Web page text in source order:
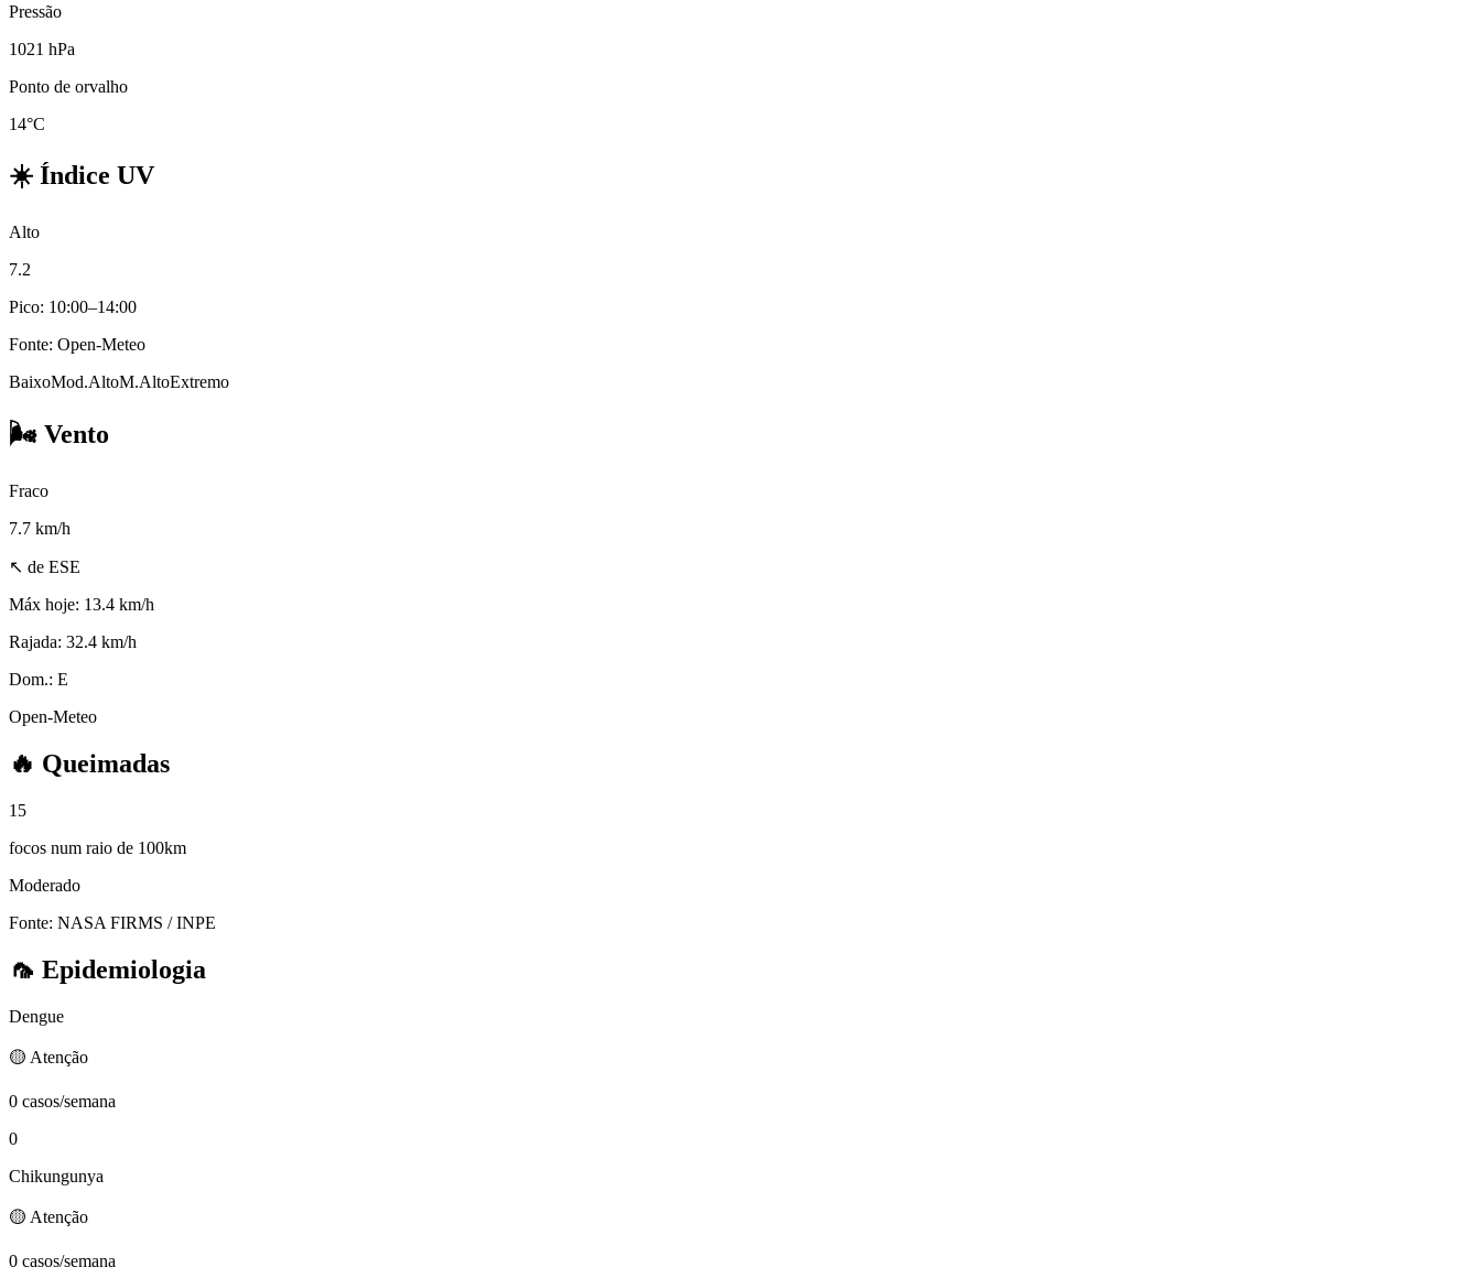
Pressão
1021 hPa
Ponto de orvalho
14°C
☀️ Índice UV
Alto
7.2
Pico: 10:00–14:00
Fonte: Open-Meteo
BaixoMod.AltoM.AltoExtremo
🌬️ Vento
Fraco
7.7 km/h
↖ de ESE
Máx hoje: 13.4 km/h
Rajada: 32.4 km/h
Dom.: E
Open-Meteo
🔥 Queimadas
15
focos num raio de 100km
Moderado
Fonte: NASA FIRMS / INPE
🦟 Epidemiologia
Dengue
🟡 Atenção
0 casos/semana
0
Chikungunya
🟡 Atenção
0 casos/semana